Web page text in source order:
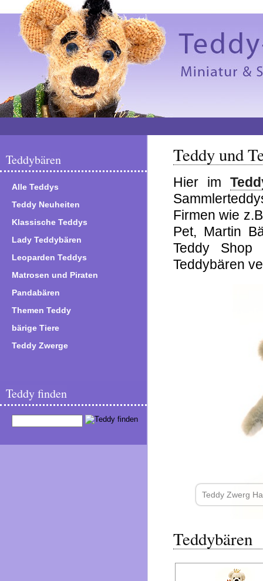
Teddybären
Alle Teddys
Teddy Neuheiten
Klassische Teddys
Lady Teddybären
Leoparden Teddys
Matrosen und Piraten
Pandabären
Themen Teddy
bärige Tiere
Teddy Zwerge
Teddy finden
Teddy und
Hier im
Firmen wie
Pet, Martin
Teddy
Teddybären
Teddy Zwerg
Teddybären